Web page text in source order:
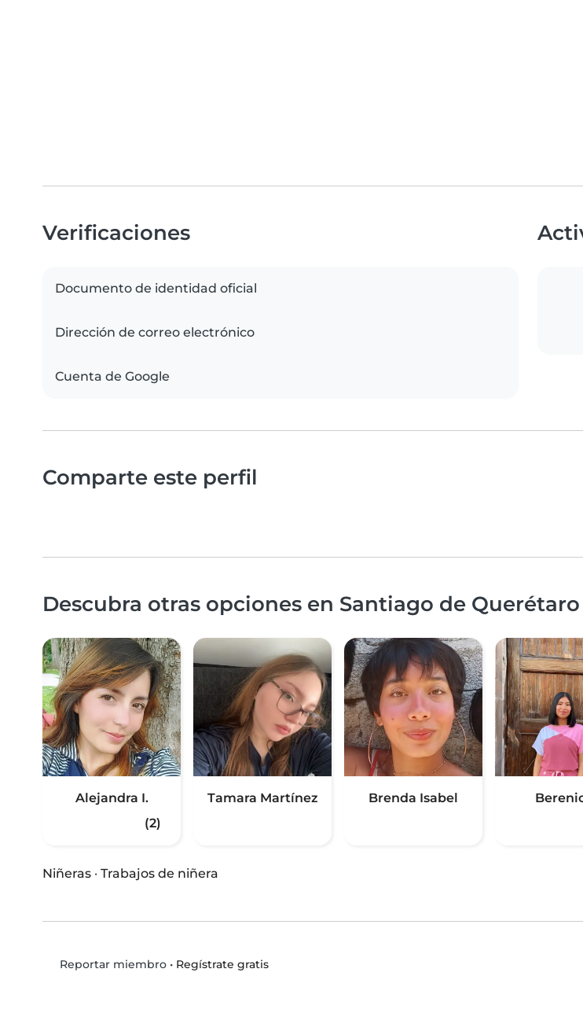
Verificaciones
Documento de identidad oficial
Dirección de correo electrónico
Cuenta de Google
Comparte este perfil
Descubra otras opciones en Santiago de
Alejandra I.
(2)
Tamara Martínez Brenda Isabel
Niñeras · Trabajos de niñera
Reportar miembro• Regístrate gratis